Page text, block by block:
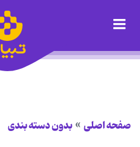
صفحه اصلی بدون دسته بندی